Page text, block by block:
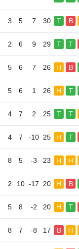
3 5 7 30 T B
2 6 9 29 T T
5 6 7 26 H B
5 6 1 26 H T
4 7 2 25 T T
4 7 -10 25 H T
8 5 -3 23 H H
2 10 -17 20 H B
5 8 -2 20 H T
8 7 -8 17 B H